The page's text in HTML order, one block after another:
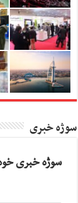
سوژه خبری
سوژه خبری